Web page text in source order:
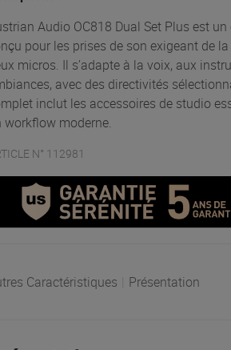
Audio OC818 Dual Set Plus est
pour les prises de son exigeant de
micros. Il s’adapte à la voix, aux
avec des directivités
inclut les accessoires de studio
workflow moderne.
N° 112981
Caractéristiques Présentation